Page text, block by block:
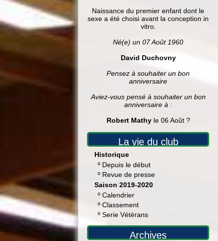
Naissance du premier enfant dont le
sexe a été choisi avant la conception in
vitro.
Né(e) un 07 Août 1960
David Duchovny
Pensez à souhaiter un bon
anniversaire
Aviez-vous pensé à souhaiter un bon
anniversaire à :
Robert Mathyle 06 Août ?
La vie du club
Historique
º Depuis le début
º Revue de presse
Saison 2019-2020
º Calendrier
º Classement
º Serie Vétérans
Archives